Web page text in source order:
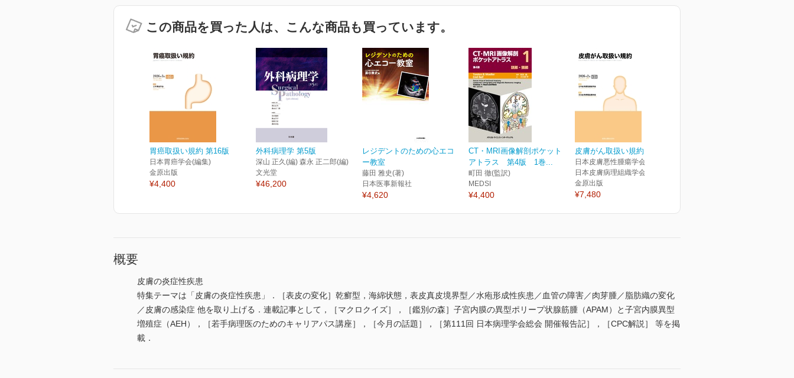
この商品を買った人は、こんな商品も買っています。
胃癌取扱い規約 第16版
日本胃癌学会(編集)
金原出版
¥4,400
外科病理学 第5版
深山 正久(編) 森永 正二郎(編)
文光堂
¥46,200
レジデントのための心エコ
ー教室
藤田 雅史(著)
日本医事新報社
¥4,620
CT・MRI画像解剖ポケット
アトラス 第4版 1巻...
町田 徹(監訳)
MEDSI
¥4,400
皮膚がん取扱い規約 第3版
日本皮膚悪性腫瘍学会(編集)
日本皮膚病理組織学会(協力)
金原出版
¥7,480
概要
皮膚の炎症性疾患
特集テーマは「皮膚の炎症性疾患」．［表皮の変化］乾癬型，海綿状態，表皮真皮境界型／水疱形成性疾患／血管の障害／肉芽腫／脂肪織の変化
／皮膚の感染症 他を取り上げる．連載記事として，［マクロクイズ］，［鑑別の森］子宮内膜の異型ポリープ状腺筋腫（APAM）と子宮内膜異型
増殖症（AEH），［若手病理医のためのキャリアパス講座］，［今月の話題］，［第111回 日本病理学会総会 開催報告記］，［CPC解説］ 等を掲
載．